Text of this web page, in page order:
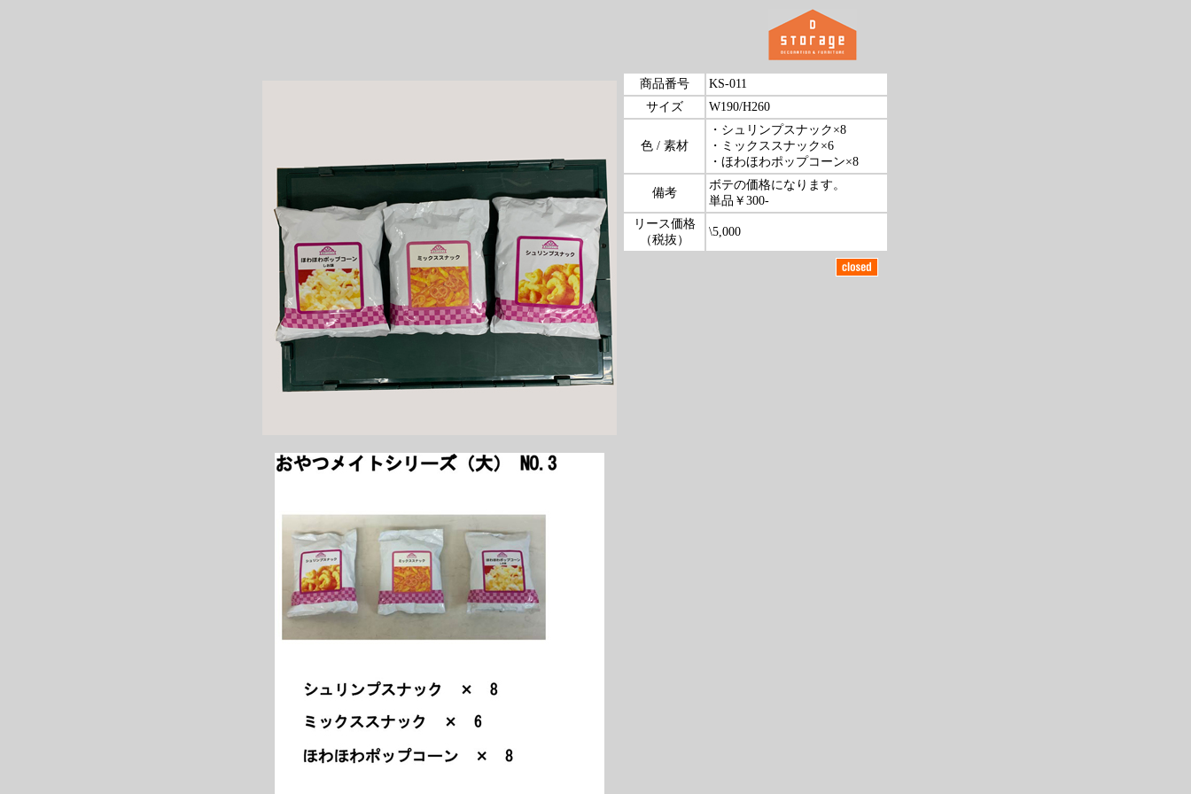
商品番号
KS-011
サイズ
W190/H260
色 / 素材
・シュリンプスナック×8
・ミックススナック×6
・ほわほわポップコーン×8
備考
ボテの価格になります。
単品￥300-
リース価格
（税抜）
\5,000